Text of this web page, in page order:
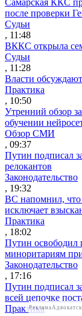
после проверки
Судьи
, 11:48
ВККС открыла
Судьи
, 11:28
Власти
Практика
, 10:50
Утренний обзор
обучении
Обзор СМИ
, 09:37
Путин подписал
релокантов
Законодательство
, 19:32
ВС напомнил, что
исключает
Практика
, 18:02
Путин освободил
миноритариям
Законодательство
, 17:16
Путин подписал
всей цепочке
Практика
Реклама